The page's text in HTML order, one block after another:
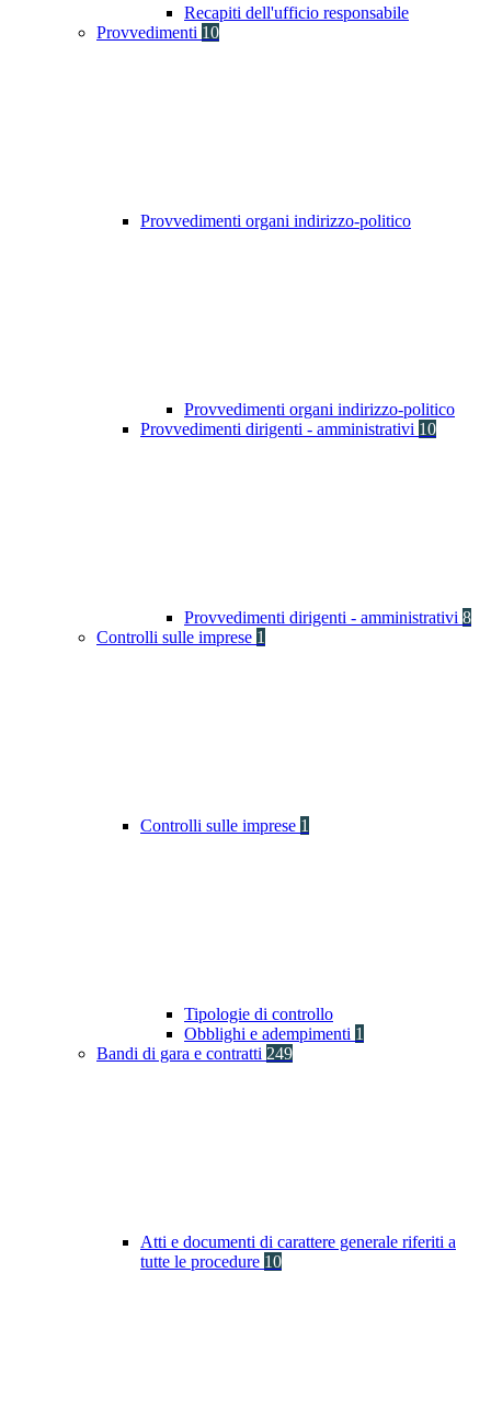
Recapiti dell'ufficio responsabile
Provvedimenti 10
Provvedimenti organi indirizzo-politico
Provvedimenti organi indirizzo-politico
Provvedimenti dirigenti - amministrativi 10
Provvedimenti dirigenti - amministrativi 8
Controlli sulle imprese 1
Controlli sulle imprese 1
Tipologie di controllo
Obblighi e adempimenti 1
Bandi di gara e contratti 249
Atti e documenti di carattere generale riferiti a
tutte le procedure 10